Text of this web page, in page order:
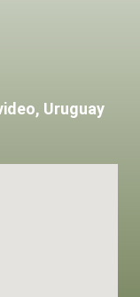
Uruguay